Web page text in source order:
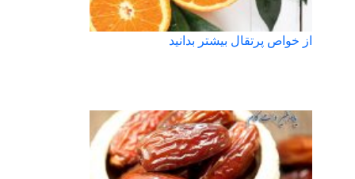
از خواص پرتقال بیشتر بدانید